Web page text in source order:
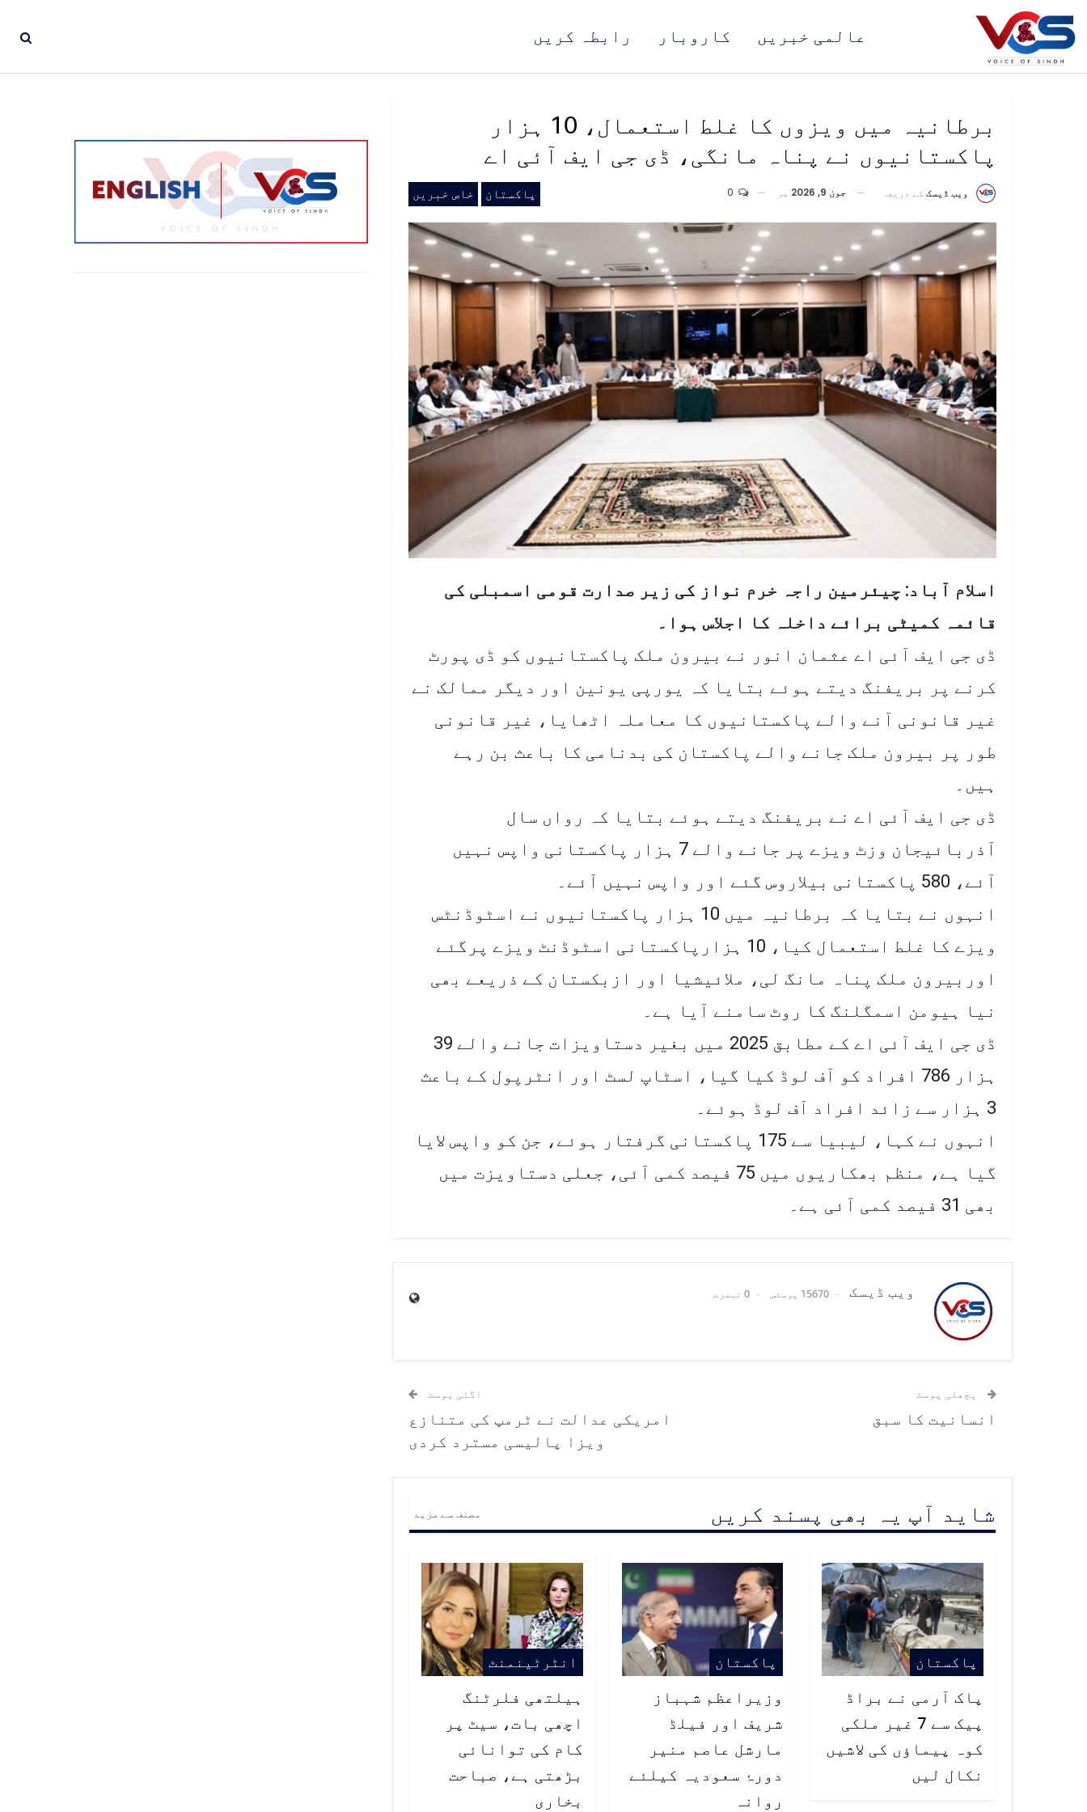
رابطہ کریں کاروبار عالمی خبریں
برطانیہ میں ویزوں کا غلط استعمال، 10 ہزار
پاکستانیوں نے پناہ مانگی، ڈی جی ایف آئی اے
پاکستان خاص خبریں ویب ڈیسک کے ذریعہ جون 9, 2026 پر
اسلام آباد: چیئرمین راجہ خرم نواز کی زیر صدارت قومی اسمبلی کی
قائمہ کمیٹی برائے داخلہ کا اجلاس ہوا۔
ڈی جی ایف آئی اے عثمان انور نے بیرون ملک پاکستانیوں کو ڈی پورٹ
کرنے پر بریفنگ دیتے ہوئے بتایا کہ یورپی یونین اور دیگر ممالک نے
غیر قانونی آنے والے پاکستانیوں کا معاملہ اٹھایا، غیر قانونی
طور پر بیرون ملک جانے والے پاکستان کی بدنامی کا باعث بن رہے
ہیں۔
ڈی جی ایف آئی اے نے بریفنگ دیتے ہوئے بتایا کہ رواں سال
آذربائیجان وزٹ ویزے پر جانے والے 7 ہزار پاکستانی واپس نہیں
آئے، 580 پاکستانی بیلاروس گئے اور واپس نہیں آئے۔
انہوں نے بتایا کہ برطانیہ میں 10 ہزار پاکستانیوں نے اسٹوڈنٹس
ویزے کا غلط استعمال کیا، 10 ہزارپاکستانی اسٹوڈنٹ ویزے پرگئے
اوربیرون ملک پناہ مانگ لی، ملائیشیا اور ازبکستان کے ذریعے بھی
نیا ہیومن اسمگلنگ کا روٹ سامنے آیا ہے۔
ڈی جی ایف آئی اے کے مطابق 2025 میں بغیر دستاویزات جانے والے 39
ہزار 786 افراد کو آف لوڈ کیا گیا، اسٹاپ لسٹ اور انٹرپول کے باعث
3 ہزار سے زائد افراد آف لوڈ ہوئے۔
انہوں نے کہا، لیبیا سے 175 پاکستانی گرفتار ہوئے، جن کو واپس لایا
گیا ہے، منظم بھکاریوں میں 75 فیصد کمی آئی، جعلی دستاویزت میں
بھی 31 فیصد کمی آئی ہے۔
ویب ڈیسک 15670 پوسٹس 0 تبصرے
پچھلی پوسٹ
انسانیت کا سبق
اگلی پوسٹ
امریکی عدالت نے ٹرمپ کی متنازع
ویزا پالیسی مسترد کردی
شاید آپ یہ بھی پسند کریں مصنف سے مزید
پاکستان
پاک آرمی نے براڈ
پیک سے 7 غیر ملکی
کوہ پیماؤں کی لاشیں
نکال لیں
پاکستان
وزیراعظم شہباز
شریف اور فیلڈ
مارشل عاصم منیر
دورۂ سعودیہ کیلئے
روانہ
انٹرٹینمنٹ
ہیلتھی فلرٹنگ
اچھی بات، سیٹ پر
کام کی توانائی
بڑھتی ہے، صباحت
بخاری